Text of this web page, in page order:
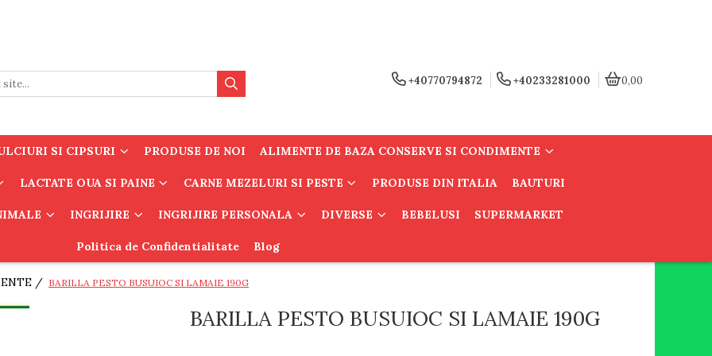
+40770794872 +40233281000 0,00
SI CIPSURI PRODUSE DE NOI ALIMENTE DE BAZA CONSERVE SI CONDIMENTE
LACTATE OUA SI PAINE CARNE MEZELURI SI PESTE PRODUSE DIN ITALIA BAUTURI
INGRIJIRE INGRIJIRE PERSONALA DIVERSE BEBELUSI SUPERMARKET
Politica de Confidentialitate Blog
/ BARILLA PESTO BUSUIOC SI LAMAIE 190G
BARILLA PESTO BUSUIOC SI LAMAIE 190G